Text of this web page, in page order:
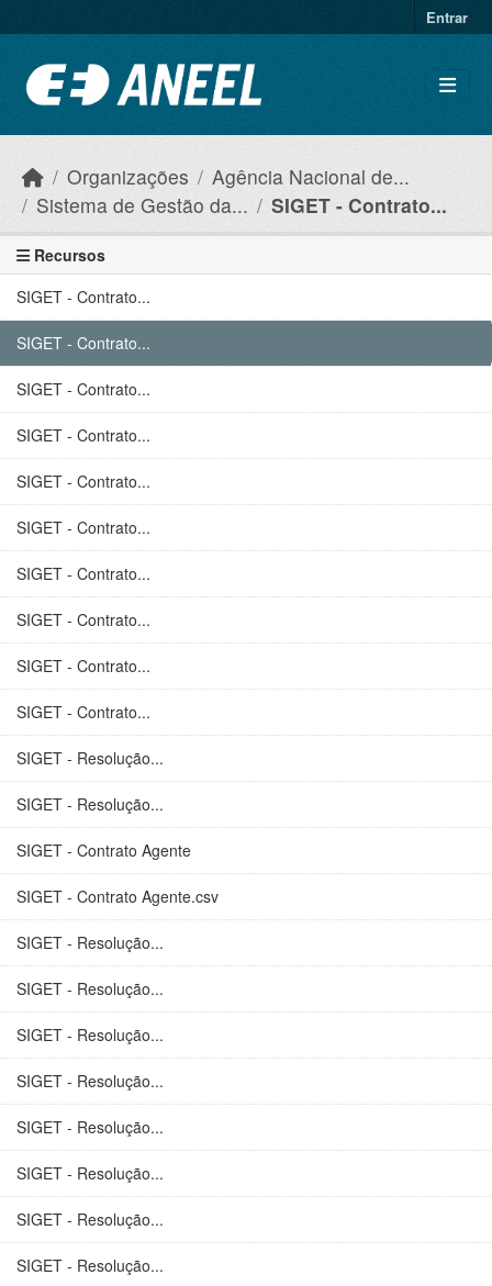
Entrar
Organizações
Agência Nacional de...
Sistema de Gestão da...
SIGET - Contrato...
Recursos
SIGET - Contrato...
SIGET - Contrato...
SIGET - Contrato...
SIGET - Contrato...
SIGET - Contrato...
SIGET - Contrato...
SIGET - Contrato...
SIGET - Contrato...
SIGET - Contrato...
SIGET - Contrato...
SIGET - Resolução...
SIGET - Resolução...
SIGET - Contrato Agente
SIGET - Contrato Agente.csv
SIGET - Resolução...
SIGET - Resolução...
SIGET - Resolução...
SIGET - Resolução...
SIGET - Resolução...
SIGET - Resolução...
SIGET - Resolução...
SIGET - Resolução...